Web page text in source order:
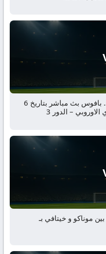
مباراة ريد بول سالزبورغ و أيه.أي. بافوس بث مباشر بتاريخ 6
بين موناكو و خيتافي بـ